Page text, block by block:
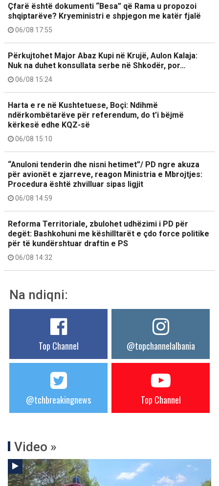
Çfarë është dokumenti “Besa” që Rama u propozoi
shqiptarëve? Kryeministri e shpjegon me katër fjalë
06/08 17:55
Përkujtohet Major Abaz Kupi në Krujë, Aulon Kalaja:
Nuk na duhet konsullata serbe në Shkodër, por…
06/08 15:24
Harta e re në Kushtetuese, Boçi: Ndihmë
ndërkombëtarëve për referendum, do t’i bëjmë
kërkesë edhe KQZ-së
06/08 15:10
“Anuloni tenderin dhe nisni hetimet”/ PD ngre akuza
për avionët e zjarreve, reagon Ministria e Mbrojtjes:
Procedura është zhvilluar sipas ligjit
06/08 14:59
Reforma Territoriale, zbulohet udhëzimi i PD për
degët: Bashkohuni me këshilltarët e çdo force politike
për të kundërshtuar draftin e PS
06/08 14:32
Na ndiqni:
Top Channel @topchannelalbania
@tchbreakingnews Top Channel
Video »